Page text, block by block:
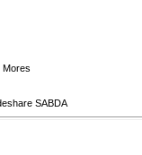
Mores
SABDA